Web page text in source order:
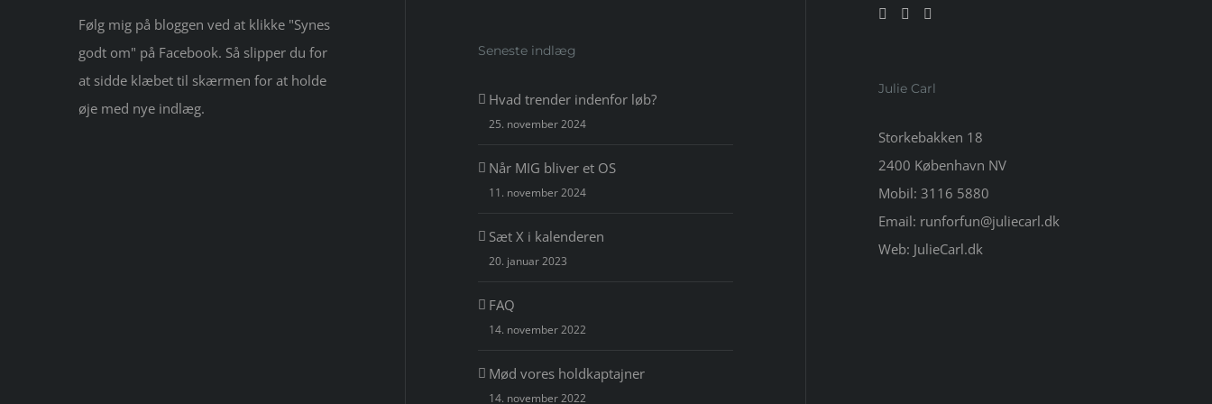
Følg mig på bloggen ved at klikke "Synes
godt om" på Facebook. Så slipper du for
at sidde klæbet til skærmen for at holde
øje med nye indlæg.
Seneste indlæg
Hvad trender indenfor løb?
25. november 2024
Når MIG bliver et OS
11. november 2024
Sæt X i kalenderen
20. januar 2023
FAQ
14. november 2022
Mød vores holdkaptajner
14. november 2022
Julie Carl
Storkebakken 18
2400 København NV
Mobil: 3116 5880
Email: runforfun@juliecarl.dk
Web: JulieCarl.dk